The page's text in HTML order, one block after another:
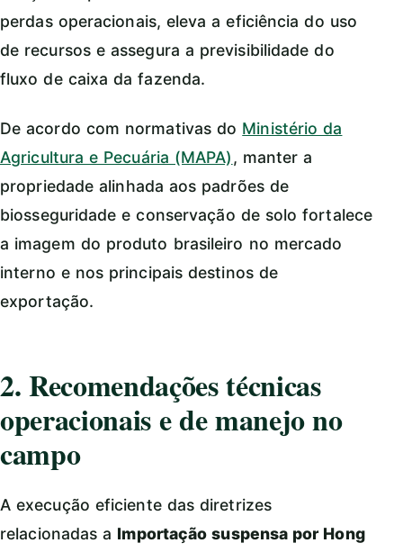
perdas operacionais, eleva a eficiência do uso
de recursos e assegura a previsibilidade do
fluxo de caixa da fazenda.
De acordo com normativas do Ministério da
Agricultura e Pecuária (MAPA), manter a
propriedade alinhada aos padrões de
biosseguridade e conservação de solo fortalece
a imagem do produto brasileiro no mercado
interno e nos principais destinos de
exportação.
2. Recomendações técnicas
operacionais e de manejo no
campo
A execução eficiente das diretrizes
relacionadas a Importação suspensa por Hong